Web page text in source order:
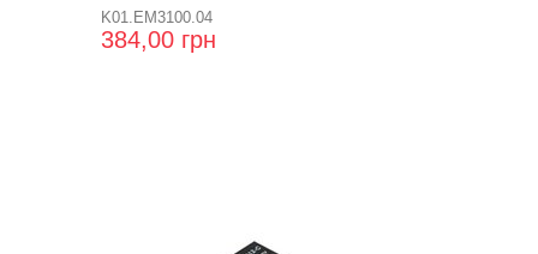
K01.EM3100.04
384,00 грн